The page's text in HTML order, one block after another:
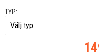
TYP: